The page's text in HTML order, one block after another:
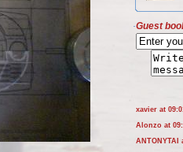
Guest
xavier at
Alonzo at
ANTONYTAI